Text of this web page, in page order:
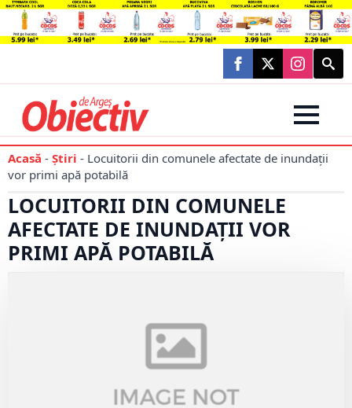
Search
for:
Acasă - Știri - Locuitorii din comunele afectate de inundații
vor primi apă potabilă
LOCUITORII DIN COMUNELE
AFECTATE DE INUNDAȚII VOR
PRIMI APĂ POTABILĂ